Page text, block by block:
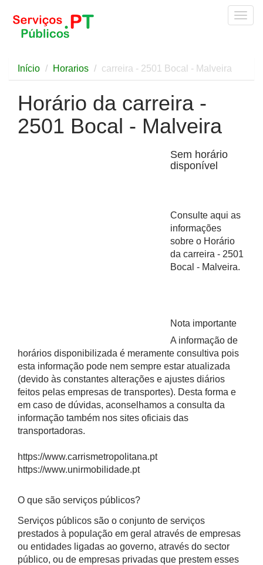
Início Horarios carreira - 2501 Bocal - Malveira
Horário da carreira -
2501 Bocal - Malveira
Sem horário
disponível
Consulte aqui as
informações
sobre o Horário
da carreira - 2501
Bocal - Malveira.
Nota importante
A informação de
horários disponibilizada é meramente consultiva pois
esta informação pode nem sempre estar atualizada
(devido às constantes alterações e ajustes diários
feitos pelas empresas de transportes). Desta forma e
em caso de dúvidas, aconselhamos a consulta da
informação também nos sites oficiais das
transportadoras.
https://www.carrismetropolitana.pt
https://www.unirmobilidade.pt
O que são serviços públicos?
Serviços públicos são o conjunto de serviços
prestados à população em geral através de empresas
ou entidades ligadas ao governo, através do sector
público, ou de empresas privadas que prestem esses